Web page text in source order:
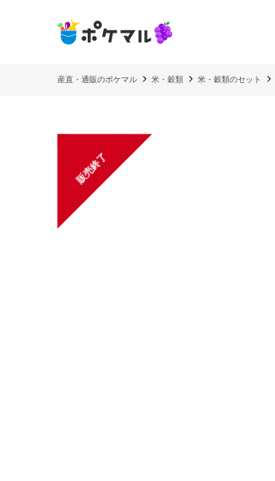
産直・通販のポケマル 米・穀類 米・穀類のセット
販売終了